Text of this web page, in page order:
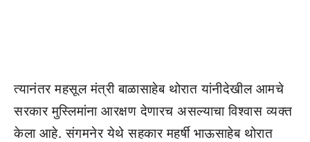
त्यानंतर महसूल मंत्री बाळासाहेब थोरात यांनीदेखील आमचे
सरकार मुस्लिमांना आरक्षण देणारच असल्याचा विश्वास व्यक्त
केला आहे. संगमनेर येथे सहकार महर्षी भाऊसाहेब थोरात